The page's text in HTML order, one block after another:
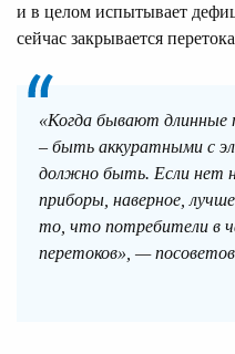
и в целом испытывает
сейчас закрывается
«Когда бывают длинные
– быть аккуратными с
должно быть. Если нет
приборы, наверное,
то, что потребители в
перетоков», —